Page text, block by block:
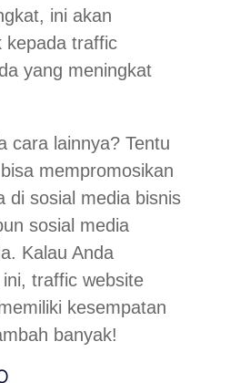
ini akan
kepada traffic
yang meningkat
cara lainnya? Tentu
mempromosikan
di sosial media bisnis
sosial media
Kalau Anda
traffic website
kesempatan
banyak!